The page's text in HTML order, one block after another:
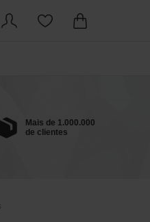
Mais de 1.000.000
de clientes